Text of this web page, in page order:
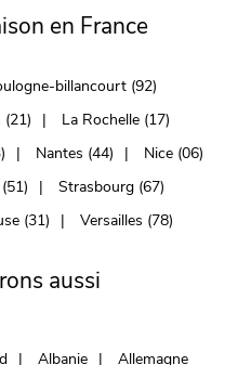
en France
billancourt (92)
(21)
La Rochelle (17)
Nantes (44)
Nice (06)
Strasbourg (67)
(31) Versailles (78)
aussi
Albanie
Allemagne